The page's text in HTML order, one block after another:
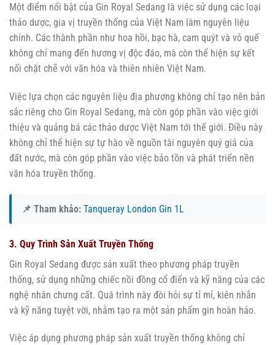
Một điểm nổi bật của Gin Royal Sedang là việc sử dụng các loại
thảo dược, gia vị truyền thống của Việt Nam làm nguyên liệu
chính. Các thành phần như hoa hồi, bạc hà, cam quýt và vỏ quế
không chỉ mang đến hương vị độc đáo, mà còn thể hiện sự kết
nối chặt chẽ với văn hóa và thiên nhiên Việt Nam.
Việc lựa chọn các nguyên liệu địa phương không chỉ tạo nên bản
sắc riêng cho Gin Royal Sedang, mà còn góp phần vào việc giới
thiệu và quảng bá các thảo dược Việt Nam tới thế giới. Điều này
không chỉ thể hiện sự tự hào về nguồn tài nguyên quý giá của
đất nước, mà còn góp phần vào việc bảo tồn và phát triển nền
văn hóa truyền thống.
📌 Tham khảo: Tanqueray London Gin 1L
3. Quy Trình Sản Xuất Truyền Thống
Gin Royal Sedang được sản xuất theo phương pháp truyền
thống, sử dụng những chiếc nồi đồng cổ điển và kỹ năng của các
nghệ nhân chưng cất. Quá trình này đòi hỏi sự tỉ mỉ, kiên nhẫn
và kỹ năng tuyệt vời, nhằm tạo ra một sản phẩm gin hoàn hảo.
Việc áp dụng phương pháp sản xuất truyền thống không chỉ